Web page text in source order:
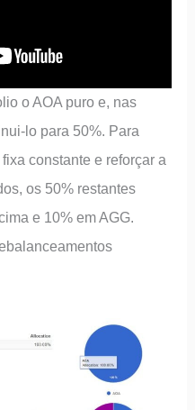
o AOA puro e, nas
lo para 50%. Para
constante e reforçar a
os 50% restantes
e 10% em AGG.